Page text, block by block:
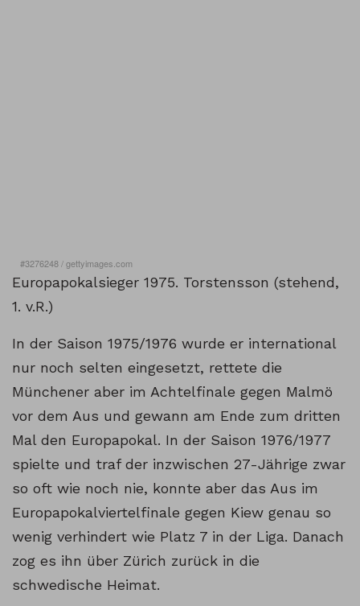
#3276248/gettyimages.com
Europapokalsieger 1975. Torstensson (stehend,
1. v.R.)
In der Saison 1975/1976 wurde er international
nur noch selten eingesetzt, rettete die
Münchener aber im Achtelfinale gegen Malmö
vor dem Aus und gewann am Ende zum dritten
Mal den Europapokal. In der Saison 1976/1977
spielte und traf der inzwischen 27-Jährige zwar
so oft wie noch nie, konnte aber das Aus im
Europapokalviertelfinale gegen Kiew genau so
wenig verhindert wie Platz 7 in der Liga. Danach
zog es ihn über Zürich zurück in die
schwedische Heimat.